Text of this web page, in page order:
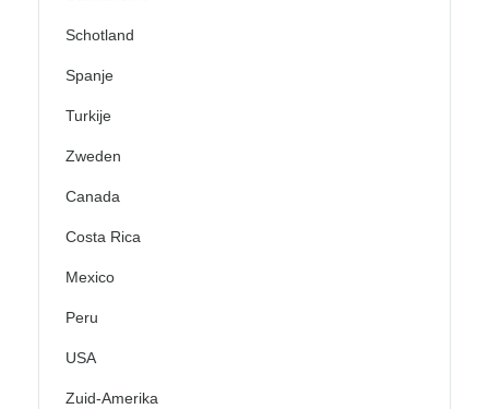
Schotland
Spanje
Turkije
Zweden
Canada
Costa Rica
Mexico
Peru
USA
Zuid-Amerika